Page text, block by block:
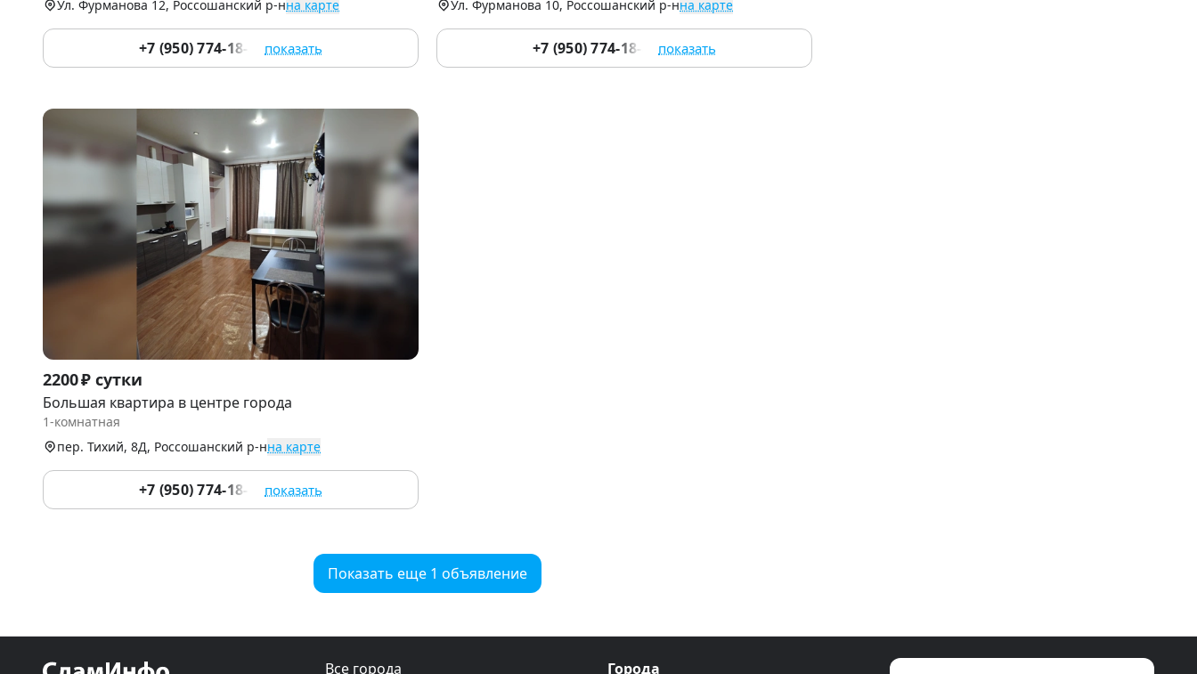
Ул. Фурманова 12, Россошанский р-нна карте
+7 (950) 774-18-88 показать
Ул. Фурманова 10, Россошанский р-нна карте
+7 (950) 774-18-88 показать
Item
1
of
9
2200 ₽ сутки
Большая квартира в центре города
1-комнатная
пер. Тихий, 8Д, Россошанский р-нна карте
+7 (950) 774-18-88 показать
Показать еще 1 объявление
Все города
Города